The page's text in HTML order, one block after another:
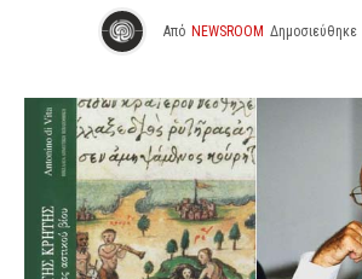
Από NEWSROOM Δημοσιεύθηκε